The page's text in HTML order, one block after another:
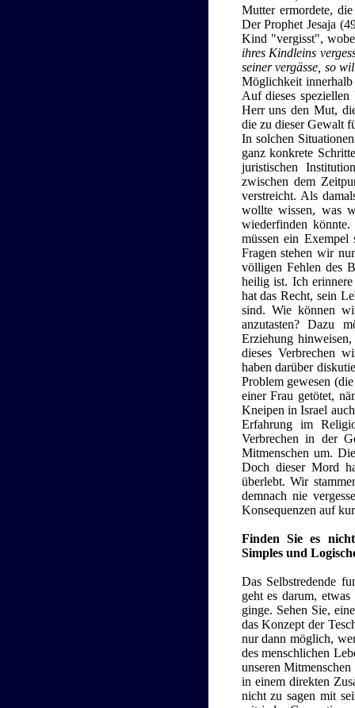
Mutter ermordete,
Der Prophet Jesaja
Kind "vergisst",
ihres Kindleins
seiner vergässe, so
Möglichkeit
Auf dieses
Herr uns den Mut,
die zu dieser Gewalt
In solchen
ganz konkrete
juristischen
zwischen dem
verstreicht. Als
wollte wissen, was
wiederfinden
müssen ein Exempel
Fragen stehen wir
völligen Fehlen des
heilig ist. Ich
hat das Recht, sein
sind. Wie können
anzutasten? Dazu
Erziehung
dieses Verbrechen
haben darüber
Problem gewesen
einer Frau getötet,
Kneipen in Israel
Erfahrung im
Verbrechen in der
Mitmenschen um.
Doch dieser Mord
überlebt. Wir
demnach nie
Konsequenzen auf
Finden Sie es nicht
Simples und
Das Selbstredende
geht es darum,
ginge. Sehen Sie,
das Konzept der
nur dann möglich,
des menschlichen
unseren
in einem direkten
nicht zu sagen mit